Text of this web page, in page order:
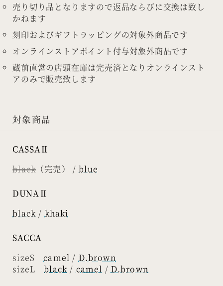
売り切り品となりますので返品ならびに交換は致し
かねます
刻印およびギフトラッピングの対象外商品です
オンラインストアポイント付与対象外商品です
蔵前直営の店頭在庫は完売済となりオンラインスト
アのみで販売致します
対象商品
CASSAⅡ
black （完売） /blue
DUNAⅡ
black / khaki
SACCA
sizeScamel / D.brown
sizeLblack / camel / D.brown